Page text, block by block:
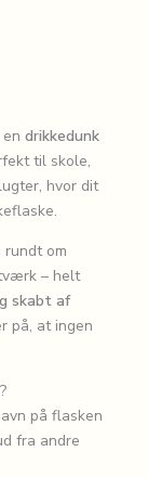
drikkedunk
til skole,
hvor dit
rundt om
– helt
skabt af
på, at ingen
på flasken
fra andre